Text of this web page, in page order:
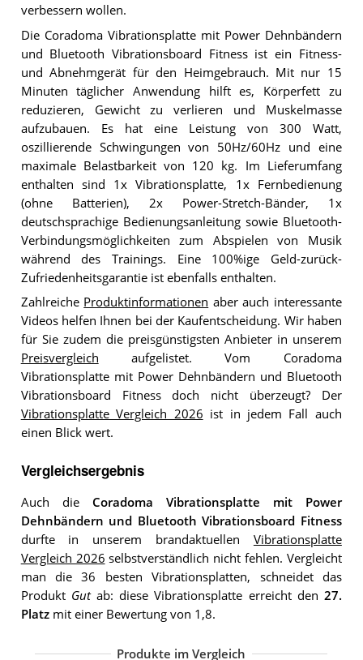
verbessern wollen.
Die Coradoma Vibrationsplatte mit Power Dehnbändern
und Bluetooth Vibrationsboard Fitness ist ein Fitness-
und Abnehmgerät für den Heimgebrauch. Mit nur 15
Minuten täglicher Anwendung hilft es, Körperfett zu
reduzieren, Gewicht zu verlieren und Muskelmasse
aufzubauen. Es hat eine Leistung von 300 Watt,
oszillierende Schwingungen von 50Hz/60Hz und eine
maximale Belastbarkeit von 120 kg. Im Lieferumfang
enthalten sind 1x Vibrationsplatte, 1x Fernbedienung
(ohne Batterien), 2x Power-Stretch-Bänder, 1x
deutschsprachige Bedienungsanleitung sowie Bluetooth-
Verbindungsmöglichkeiten zum Abspielen von Musik
während des Trainings. Eine 100%ige Geld-zurück-
Zufriedenheitsgarantie ist ebenfalls enthalten.
Zahlreiche Produktinformationen aber auch interessante
Videos helfen Ihnen bei der Kaufentscheidung. Wir haben
für Sie zudem die preisgünstigsten Anbieter in unserem
Preisvergleich aufgelistet. Vom Coradoma
Vibrationsplatte mit Power Dehnbändern und Bluetooth
Vibrationsboard Fitness doch nicht überzeugt? Der
Vibrationsplatte Vergleich 2026 ist in jedem Fall auch
einen Blick wert.
Vergleichsergebnis
Auch die Coradoma Vibrationsplatte mit Power
Dehnbändern und Bluetooth Vibrationsboard Fitness
durfte in unserem brandaktuellen Vibrationsplatte
Vergleich 2026 selbstverständlich nicht fehlen. Vergleicht
man die 36 besten Vibrationsplatten, schneidet das
Produkt Gutab: diese Vibrationsplatte erreicht den 27.
Platzmit einer Bewertung von 1,8.
Produkte im Vergleich